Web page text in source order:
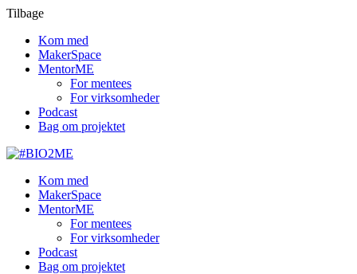
Tilbage
Kom med
MakerSpace
MentorME
For mentees
For virksomheder
Podcast
Bag om projektet
Kom med
MakerSpace
MentorME
For mentees
For virksomheder
Podcast
Bag om projektet